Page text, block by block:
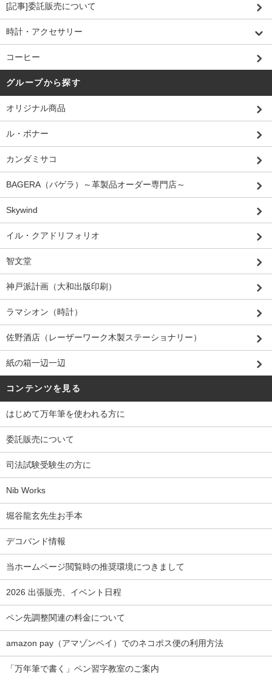
[記事]委託販売について
時計・アクセサリー
コーヒー
グループから探す
オリジナル商品
ル・ボナー
カンダミサコ
BAGERA（バゲラ）～革製品オーダー専門店～
Skywind
イル・クアドリフォリオ
智文堂
神戸派計画（大和出版印刷）
ラマシオン（時計）
佐野酒店（レーザーワーク木製ステーショナリー）
紙の箱一辺一辺
コンテンツを見る
はじめて万年筆を使われる方に
委託販売について
司法試験受験生の方に
Nib Works
堀谷龍玄先生お手本
デコバンド情報
当ホームページ閲覧時の推奨環境につきまして
2026 出張販売、イベント日程
ペン先調整関連の料金について
amazon pay（アマゾンペイ）でのネコポス便の利用方法
「万年筆で書く」ペン習字教室のご案内